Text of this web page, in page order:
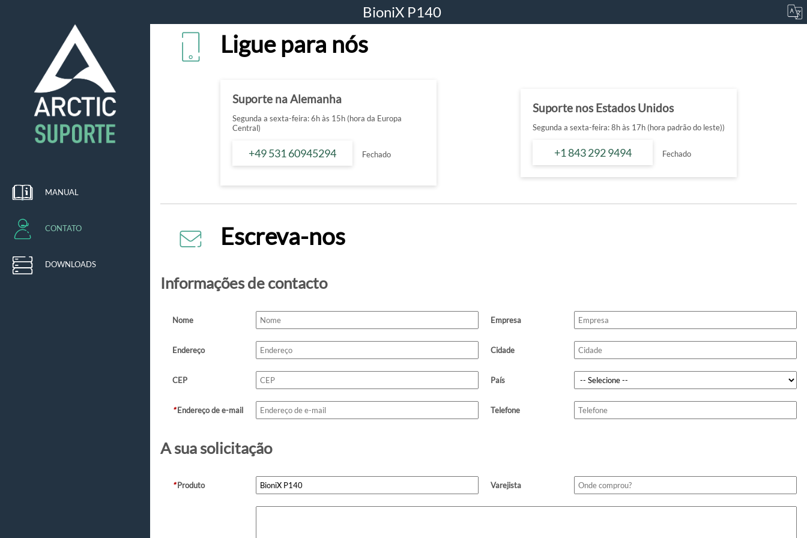
BioniX P140
MANUAL
CONTATO
DOWNLOADS
Ligue para nós
Suporte na Alemanha
Segunda a sexta-feira: 6h às 15h (hora da Europa
Central)
+49 531 60945294 Fechado
Suporte nos Estados Unidos
Segunda a sexta-feira: 8h às 17h (hora padrão do leste))
+1 843 292 9494 Fechado
Escreva-nos
Informações de contacto
Nome Empresa
Endereço Cidade
CEP País
*Endereço de e-mail Telefone
A sua solicitação
*Produto Varejista